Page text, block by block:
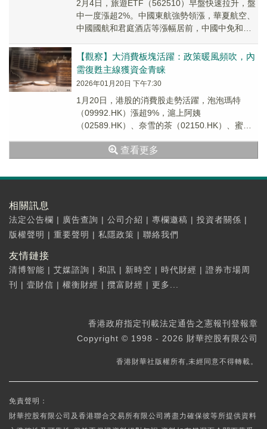
2月4日，旅遊ETF（562510）早盤快速拉升，盤
中一度漲超2%。中國東航強勢領漲，華夏航空、
中國國航和君庭酒店等漲幅居前，中國中免和大
【觀察】大消費板塊活躍：政策暖風頻吹，內
需復甦主線獲資金青睐
2026年01月20日 下午7:30
1月20日，港股的消費股走勢活躍，泡泡瑪特
（09992.HK）漲超9%，滬上阿姨
（02589.HK）、奈雪的茶（02150.HK）、蜜雪
查看更多
相關訊息
法定公告欄 | 廣告查詢 | 公司介紹 | 專欄邀稿 | 投資者關係 |
版權聲明 | 重要聲明 | 私隱政策 | 聯絡我們
友情鏈接
清博智能 | 艾媒諮詢 | 和訊 | 新時空 | 時代財經 | 證券市場周
刊
| 壹財信 | 權衡財經 | 攬富財經 | 更多...
香港政府指定刊載法定通告之憲報刊登報章
Copyright © 1998 - 2026 財華控股有限公司
香港財華社版權所有,未經同意不得轉載。
免責聲明：
財華控股有限公司及香港聯合交易所有限公司將盡力確保彼等所提供資料